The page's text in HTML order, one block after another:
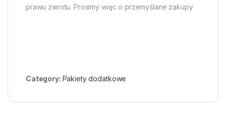
prawu zwrotu. Prosimy więc o przemyślane zakupy
Category: Pakiety dodatkowe